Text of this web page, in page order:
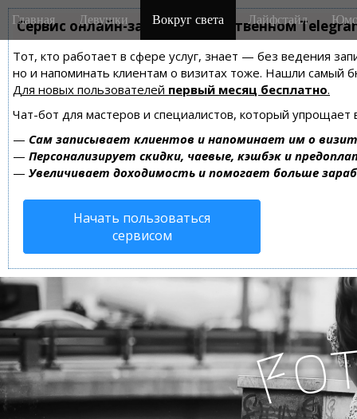
Сервис онлайн-записи на собственном
Тот, кто работает в сфере услуг, знает — без ведения
но и напоминать клиентам о визитах тоже. Нашли самый
Для новых пользователей первый месяц бесплатно.
Чат-бот для мастеров и специалистов, который упрощает
— Сам записывает клиентов и напоминает им о
— Персонализирует скидки, чаевые, кэшбэк и
— Увеличивает доходимость и помогает больше
Начать пользоваться
сервисом
M
a
n
m
e
n
u
i
Главная Девушки Вокруг света Лайфстайл
Fo